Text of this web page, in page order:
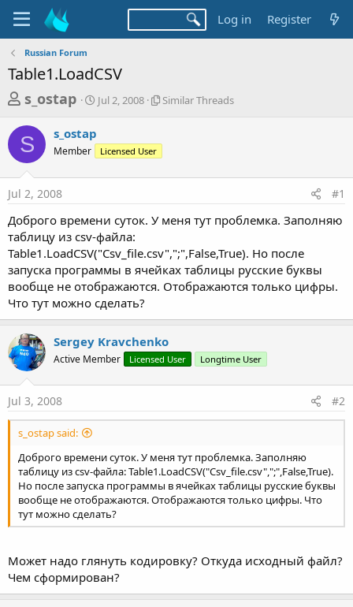
Log in Register
Russian Forum
Table1.LoadCSV
T
r
e
a
d
s
t
a
r
t
e
r
s_ostap
S
t
a
Jul 2, 2008
S
r
r
a
d
s
Similar Threads
S s_ostap
Member Licensed User
Jul 2, 2008 #1
Доброго времени суток. У меня тут проблемка. Заполняю
таблицу из csv-файла:
Table1.LoadCSV("Csv_file.csv",";",False,True). Но после
запуска программы в ячейках таблицы русские буквы
вообще не отображаются. Отображаются только цифры.
Что тут можно сделать?
Sergey Kravchenko
Active Member Licensed User Longtime User
Jul 3, 2008 #2
s_ostap said:
Доброго времени суток. У меня тут проблемка. Заполняю
таблицу из csv-файла: Table1.LoadCSV("Csv_file.csv",";",False,True).
Но после запуска программы в ячейках таблицы русские буквы
вообще не отображаются. Отображаются только цифры. Что
тут можно сделать?
Может надо глянуть кодировку? Откуда исходный файл?
Чем сформирован?